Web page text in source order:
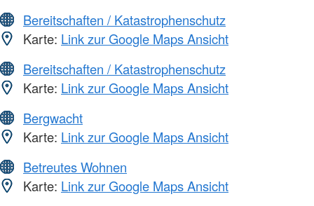
Bereitschaften / Katastrophenschutz
Karte: Link zur Google Maps Ansicht
Bereitschaften / Katastrophenschutz
Karte: Link zur Google Maps Ansicht
Bergwacht
Karte: Link zur Google Maps Ansicht
Betreutes Wohnen
Karte: Link zur Google Maps Ansicht